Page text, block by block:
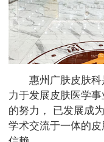
惠州广肤皮肤科
力于发展皮肤医学
的努力， 已发展成
学术交流于一体的